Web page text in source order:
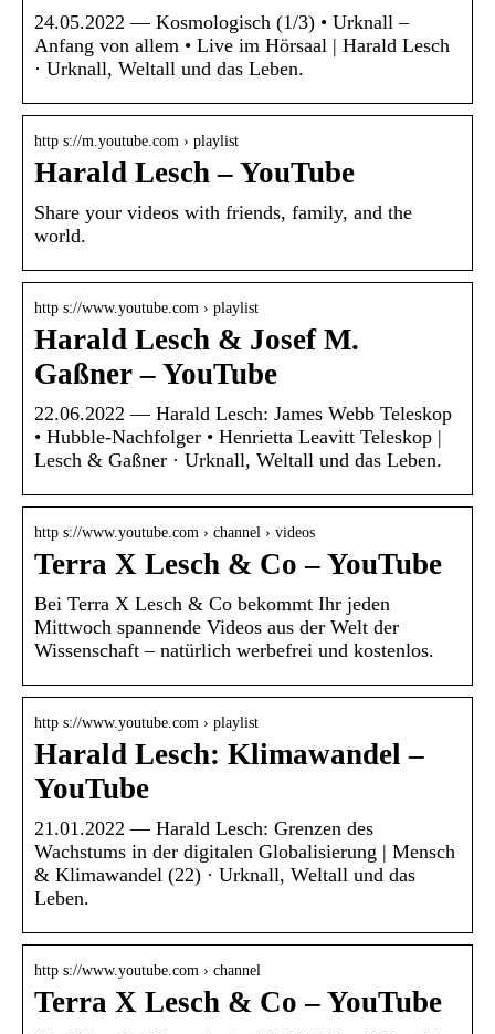
24.05.2022 — Kosmologisch (1/3) • Urknall –
Anfang von allem • Live im Hörsaal | Harald Lesch
· Urknall, Weltall und das Leben.
http s://m.youtube.com › playlist
Harald Lesch – YouTube
Share your videos with friends, family, and the
world.
http s://www.youtube.com › playlist
Harald Lesch & Josef M.
Gaßner – YouTube
22.06.2022 — Harald Lesch: James Webb Teleskop
• Hubble-Nachfolger • Henrietta Leavitt Teleskop |
Lesch & Gaßner · Urknall, Weltall und das Leben.
http s://www.youtube.com › channel › videos
Terra X Lesch & Co – YouTube
Bei Terra X Lesch & Co bekommt Ihr jeden
Mittwoch spannende Videos aus der Welt der
Wissenschaft – natürlich werbefrei und kostenlos.
http s://www.youtube.com › playlist
Harald Lesch: Klimawandel –
YouTube
21.01.2022 — Harald Lesch: Grenzen des
Wachstums in der digitalen Globalisierung | Mensch
& Klimawandel (22) · Urknall, Weltall und das
Leben.
http s://www.youtube.com › channel
Terra X Lesch & Co – YouTube